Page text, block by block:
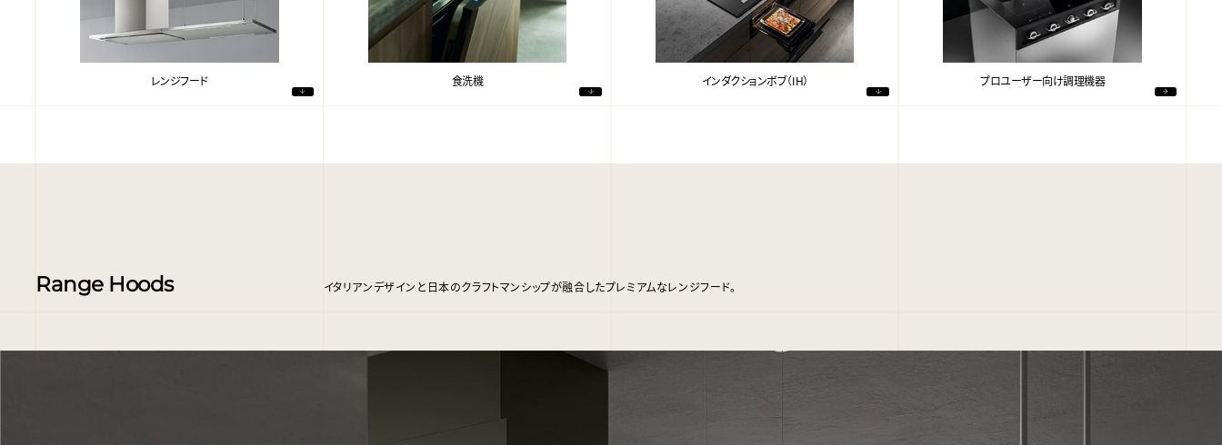
レンジフード 食洗機 インダクションボブ（IH） プロユーザー向け調理機器
Range Hoods イタリアンデザインと日本のクラフトマンシップが融合したプレミアムなレンジフード。